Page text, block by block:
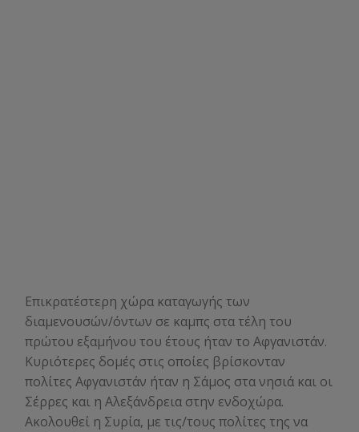
Επικρατέστερη χώρα καταγωγής των
διαμενουσών/όντων σε καμπς στα τέλη του
πρώτου εξαμήνου του έτους ήταν το Αφγανιστάν.
Κυριότερες δομές στις οποίες βρίσκονταν
πολίτες Αφγανιστάν ήταν η Σάμος στα νησιά και οι
Σέρρες και η Αλεξάνδρεια στην ενδοχώρα.
Ακολουθεί η Συρία, με τις/τους πολίτες της να